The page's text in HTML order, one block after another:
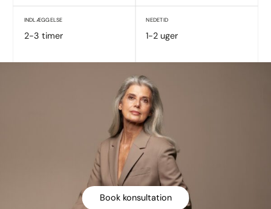
INDLÆGGELSE
2-3 timer
NEDETID
1-2 uger
Book konsultation